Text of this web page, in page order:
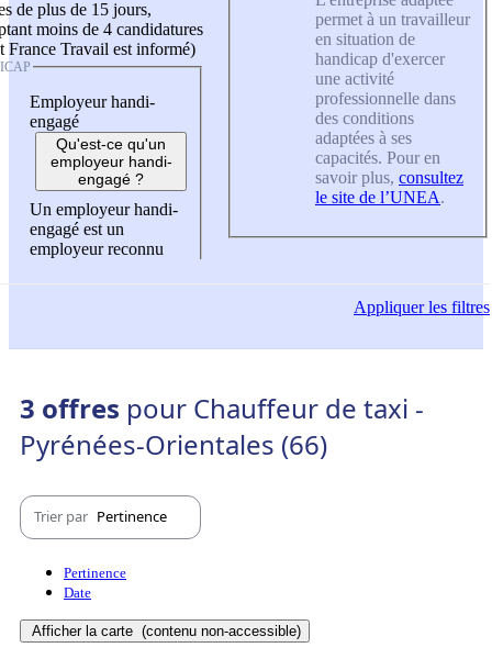
de plus de 15 jours,
moins de 4 candidatures
France Travail est informé)
Employeur handi-
engagé
Qu'est-ce qu'un
employeur handi-
engagé ?
Un employeur handi-
engagé est un
employeur reconnu
permet à un travailleur
en situation de
handicap d'exercer
une activité
professionnelle dans
des conditions
adaptées à ses
capacités. Pour en
savoir plus, consultez
le site de l’UNEA.
Appliquerles filtres
3 offres pour Chauffeur de taxi -
Pyrénées-Orientales (66)
Trier par Pertinence
Pertinence
Date
Afficher la carte (contenu non-accessible)